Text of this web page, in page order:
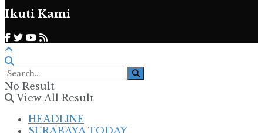
Ikuti Kami
No Result
View All Result
HEADLINE